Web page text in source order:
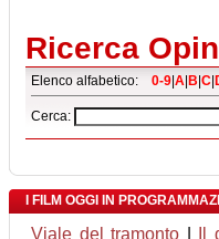
Ricerca
Elenco alfabetico: 0-9 A B C
Cerca:
I FILM OGGI IN
Viale del tramonto